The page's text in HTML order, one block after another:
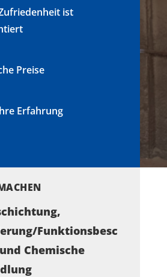
ist
Preise
Erfahrung
Funktionsbesc
Chemische